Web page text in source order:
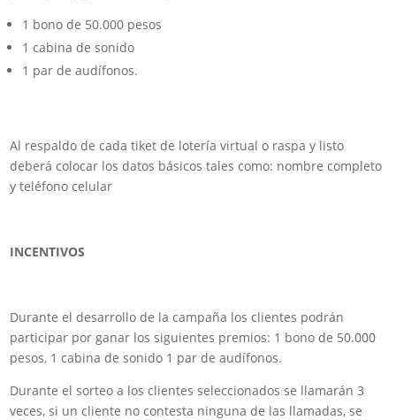
1 bono de 50.000 pesos
1 cabina de sonido
1 par de audífonos.
Al respaldo de cada tiket de lotería virtual o raspa y listo
deberá colocar los datos básicos tales como: nombre completo
y teléfono celular
INCENTIVOS
Durante el desarrollo de la campaña los clientes podrán
participar por ganar los siguientes premios: 1 bono de 50.000
pesos, 1 cabina de sonido 1 par de audífonos.
Durante el sorteo a los clientes seleccionados se llamarán 3
veces, si un cliente no contesta ninguna de las llamadas, se